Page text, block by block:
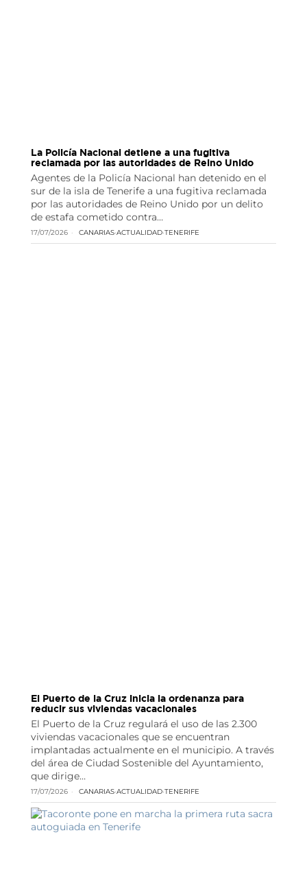
La Policía Nacional detiene a una fugitiva
reclamada por las autoridades de Reino Unido
Agentes de la Policía Nacional han detenido en el
sur de la isla de Tenerife a una fugitiva reclamada
por las autoridades de Reino Unido por un delito
de estafa cometido contra…
17/07/2026 CANARIAS·ACTUALIDAD·TENERIFE
El Puerto de la Cruz inicia la ordenanza para
reducir sus viviendas vacacionales
El Puerto de la Cruz regulará el uso de las 2.300
viviendas vacacionales que se encuentran
implantadas actualmente en el municipio. A través
del área de Ciudad Sostenible del Ayuntamiento,
que dirige…
17/07/2026 CANARIAS·ACTUALIDAD·TENERIFE